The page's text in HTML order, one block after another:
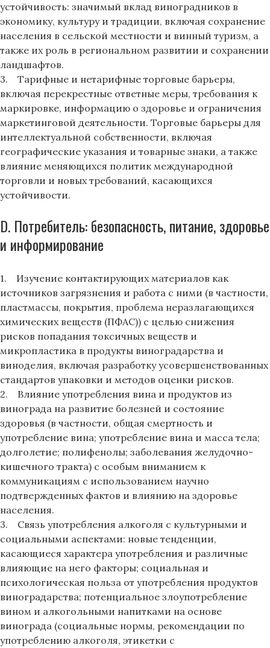
устойчивость: значимый вклад виноградников в
экономику, культуру и традиции, включая сохранение
населения в сельской местности и винный туризм, а
также их роль в региональном развитии и сохранении
ландшафтов.
3. Тарифные и нетарифные торговые барьеры,
включая перекрестные ответные меры, требования к
маркировке, информацию о здоровье и ограничения
маркетинговой деятельности. Торговые барьеры для
интеллектуальной собственности, включая
географические указания и товарные знаки, а также
влияние меняющихся политик международной
торговли и новых требований, касающихся
устойчивости.
D. Потребитель: безопасность, питание, здоровье
и информирование
1. Изучение контактирующих материалов как
источников загрязнения и работа с ними (в частности,
пластмассы, покрытия, проблема неразлагающихся
химических веществ (ПФАС)) с целью снижения
рисков попадания токсичных веществ и
микропластика в продукты виноградарства и
виноделия, включая разработку усовершенствованных
стандартов упаковки и методов оценки рисков.
2. Влияние употребления вина и продуктов из
винограда на развитие болезней и состояние
здоровья (в частности, общая смертность и
употребление вина; употребление вина и масса тела;
долголетие; полифенолы; заболевания желудочно-
кишечного тракта) с особым вниманием к
коммуникациям с использованием научно
подтвержденных фактов и влиянию на здоровье
населения.
3. Связь употребления алкоголя с культурными и
социальными аспектами: новые тенденции,
касающиеся характера употребления и различные
влияющие на него факторы; социальная и
психологическая польза от употребления продуктов
виноградарства; потенциальное злоупотребление
вином и алкогольными напитками на основе
винограда (социальные нормы, рекомендации по
употреблению алкоголя, этикетки с